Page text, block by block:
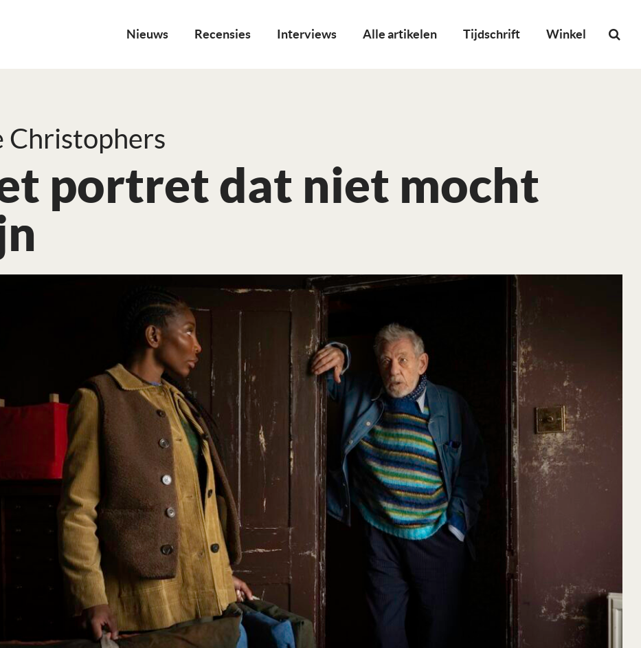
Nieuws Recensies Interviews Alle artikelen Tijdschrift Winkel
Christophers
portret dat niet mocht